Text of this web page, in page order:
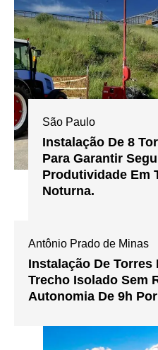
São Paulo
Instalação De 8
Para Garantir
Produtividade Em
Noturna.
Antônio Prado de Minas
Instalação De Torres
Trecho Isolado Sem
Autonomia De 9h